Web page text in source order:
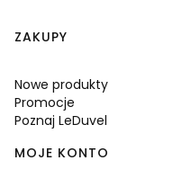
Linki w stopce
ZAKUPY
Nowe produkty
Promocje
Poznaj LeDuvel
MOJE KONTO